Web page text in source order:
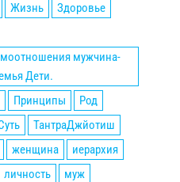
Жизнь
Здоровье
мужчина-
Дети.
Принципы
Род
ТантраДжйотиш
женщина
иерархия
личность
муж